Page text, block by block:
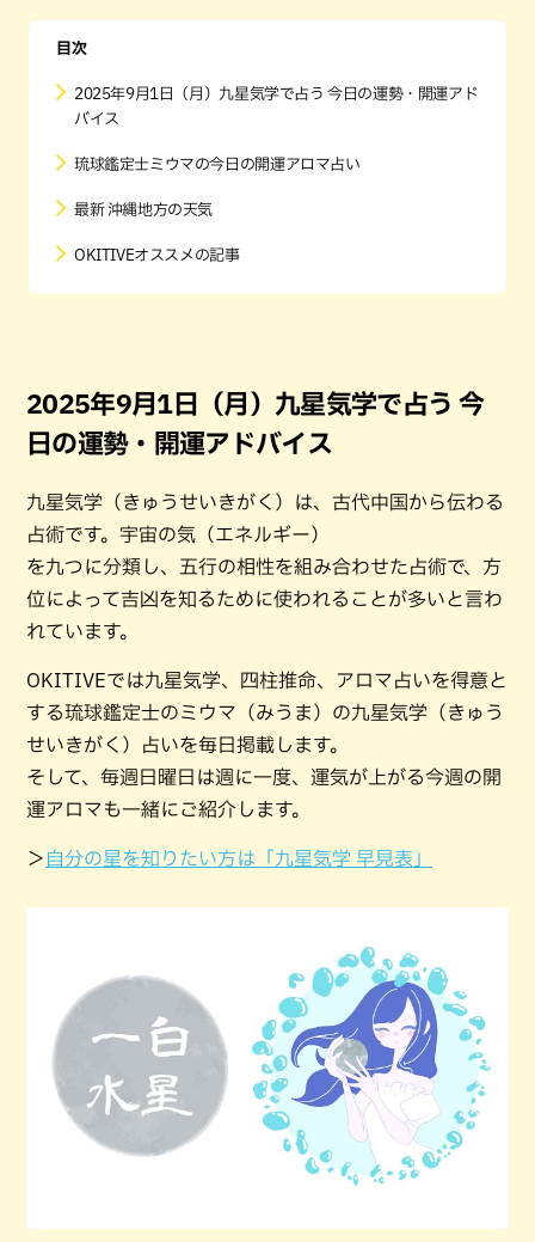
目次
2025年9月1日（月）九星気学で占う 今日の運勢・開運アド
バイス
琉球鑑定士ミウマの今日の開運アロマ占い
最新 沖縄地方の天気
OKITIVEオススメの記事
2025年9月1日（月）九星気学で占う 今
日の運勢・開運アドバイス
九星気学（きゅうせいきがく）は、古代中国から伝わる
占術です。宇宙の気（エネルギー）
を九つに分類し、五行の相性を組み合わせた占術で、方
位によって吉凶を知るために使われることが多いと言わ
れています。
OKITIVEでは九星気学、四柱推命、アロマ占いを得意と
する琉球鑑定士のミウマ（みうま）の九星気学（きゅう
せいきがく）占いを毎日掲載します。
そして、毎週日曜日は週に一度、運気が上がる今週の開
運アロマも一緒にご紹介します。
＞ 自分の星を知りたい方は「九星気学 早見表」